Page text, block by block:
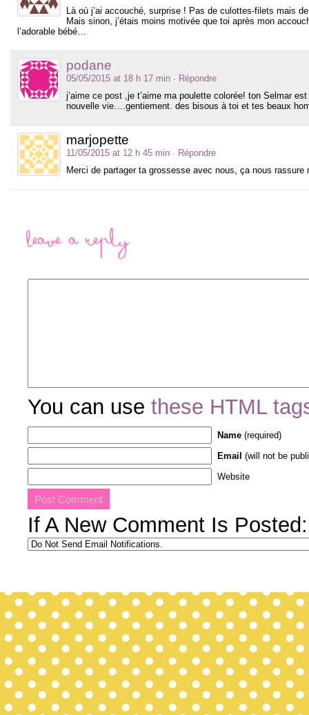
Là où j’ai accouché, surprise ! Pas de culottes-filets mais
Mais sinon, j’étais moins motivée que toi après mon
l’adorable bébé…
podane
05/05/2015 at 18 h 17 min · Répondre
j’aime ce post ,je t’aime ma poulette colorée! ton Selmar
nouvelle vie….gentiement. des bisous à toi et tes beaux
marjopette
11/05/2015 at 12 h 45 min · Répondre
Merci de partager ta grossesse avec nous, ça nous
Leave a Reply
You can use these HTML
Name (required)
Email (will not be
Website
If A New Comment Is Posted: